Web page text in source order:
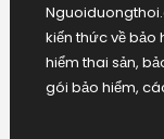
kiến thức về bảo
hiểm thai sản,
gói bảo hiểm,